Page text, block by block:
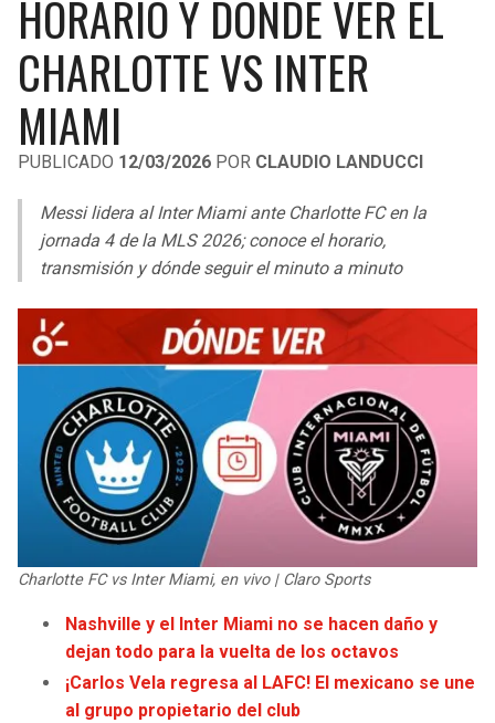
LIGA DE EXPANSIÓN MX
LEAGUES CUP
UEFA EUROPA LEAGUE
UEFA CONFERENCE LEAGUE
MLS
COPA LIBERTADORES
COPA SUDAMERICANA
LIGA BETPLAY
OTRAS LIGAS
RAIDERS
CHARGERS
RAVENS
STEELERS
TEXANS
COLTS
JAGUARS
TITANS
COWBOYS
GIANTS
CAVALIERS
PISTONS
PACERS
HORNETS
HEAT
MAGIC
WIZARDS
WARRIORS
CLIPPERS
LAKERS
HORARIO Y DÓNDE VER EL
CHARLOTTE VS INTER
MIAMI
PUBLICADO 12/03/2026 POR CLAUDIO LANDUCCI
Messi lidera al Inter Miami ante Charlotte FC en la
jornada 4 de la MLS 2026; conoce el horario,
transmisión y dónde seguir el minuto a minuto
Charlotte FC vs Inter Miami, en vivo | Claro Sports
Nashville y el Inter Miami no se hacen daño y
dejan todo para la vuelta de los octavos
¡Carlos Vela regresa al LAFC! El mexicano se une
al grupo propietario del club